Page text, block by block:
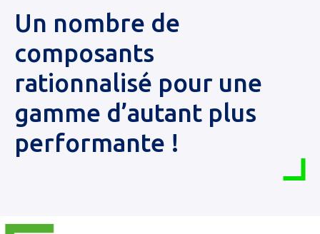
QUI SOMMES-NOUS
PIÈCES DÉTACHÉES D’ORIGINE
CONTACT
Recherche...
Un nombre de
composants
rationnalisé pour une
gamme d’autant plus
performante !